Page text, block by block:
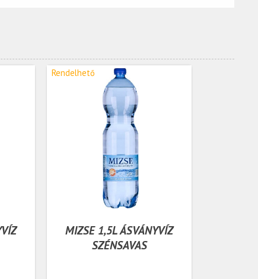
Rendelhető
MIZSE 1,5L ÁSVÁNYVÍZ
SZÉNSAVAS